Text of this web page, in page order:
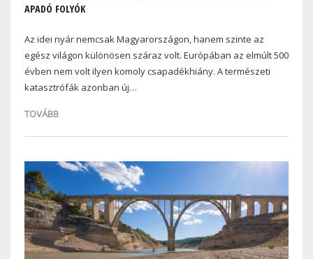
APADÓ FOLYÓK
Az idei nyár nemcsak Magyarországon, hanem szinte az
egész világon különösen száraz volt. Európában az elmúlt 500
évben nem volt ilyen komoly csapadékhiány. A természeti
katasztrófák azonban új…
TOVÁBB